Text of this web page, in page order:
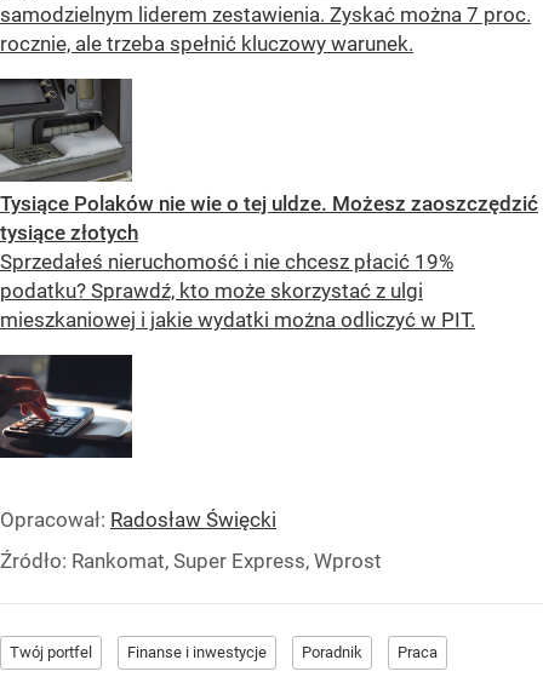
samodzielnym liderem zestawienia. Zyskać można 7 proc.
rocznie, ale trzeba spełnić kluczowy warunek.
Tysiące Polaków nie wie o tej uldze. Możesz zaoszczędzić
tysiące złotych
Sprzedałeś nieruchomość i nie chcesz płacić 19%
podatku? Sprawdź, kto może skorzystać z ulgi
mieszkaniowej i jakie wydatki można odliczyć w PIT.
Opracował: Radosław Święcki
Źródło: Rankomat, Super Express, Wprost
Twój portfel Finanse i inwestycje Poradnik Praca